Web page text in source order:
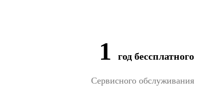
1 год бессплатного
Сервисного обслуживания